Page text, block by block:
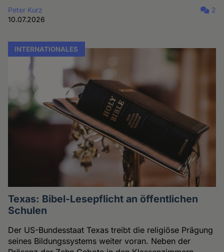
Peter Kurz
10.07.2026
2
INTERNATIONALES
Texas: Bibel-Lesepflicht an öffentlichen
Schulen
Der US-Bundesstaat Texas treibt die religiöse Prägung
seines Bildungssystems weiter voran. Neben der